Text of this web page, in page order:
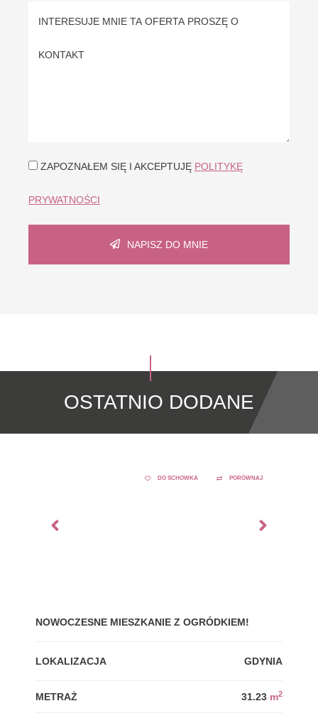
ZAPOZNAŁEM SIĘ I AKCEPTUJĘ POLITYKĘ
PRYWATNOŚCI
NAPISZ DO MNIE
OSTATNIO DODANE
DO SCHOWKA PORÓWNAJ
NOWOCZESNE MIESZKANIE Z OGRÓDKIEM!
LOKALIZACJA GDYNIA
METRAŻ 31.23 m2